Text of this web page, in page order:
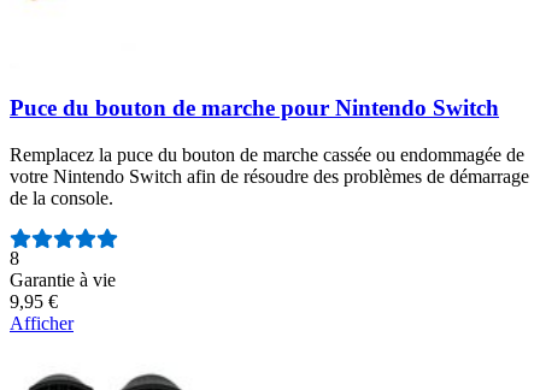
Puce du bouton de marche pour Nintendo Switch
Remplacez la puce du bouton de marche cassée ou endommagée de
votre Nintendo Switch afin de résoudre des problèmes de démarrage
de la console.
Nombre d'avis :
8
Garantie à vie
9,95 €
Afficher